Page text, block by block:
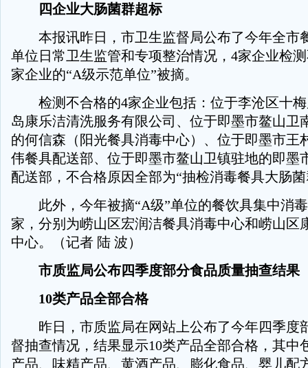
四企业大肠菌群超标
本报讯昨日，市卫生监督局公布了今年全市
单位日常卫生监管和专项整治情况，4家企业检
家企业的“A级示范单位”被摘。
检测不合格的4家企业包括：位于李沧区十梅
岛康乐洁清洗服务有限公司、位于即墨市鳌山卫
的何信森（阳光餐具消毒中心）、位于即墨市王
伟餐具配送部、位于即墨市鳌山卫镇驻地的即墨
配送部，不合格原因全部为“抽检消毒餐具大肠
此外，今年被摘“A级”单位的餐饮具集中消毒
家，分别为崂山区宏润洁餐具消毒中心和崂山区
中心。（记者 陆 波）
市质监局公布四季度部分食品质量抽查结果
10类产品全部合格
昨日，市质监局在网站上公布了今年四季度
督抽查情况，结果显示10类产品全部合格，其中
产品、味精产品、黄酒产品、膨化食品、婴儿配